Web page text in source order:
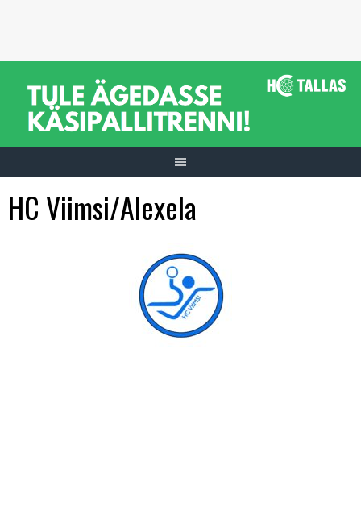
HC Viimsi/Alexela